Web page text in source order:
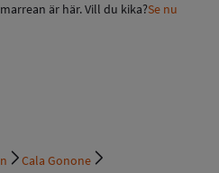
är här. Vill du kika?Se nu
Cala Gonone